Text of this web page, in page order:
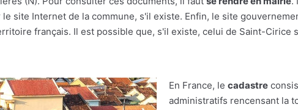
site Internet de la commune, s'il existe. Enfin, le site
français. Il est possible que, s'il existe, celui de Saint-Cirice
En France, le cadastre
administratifs rencensant la